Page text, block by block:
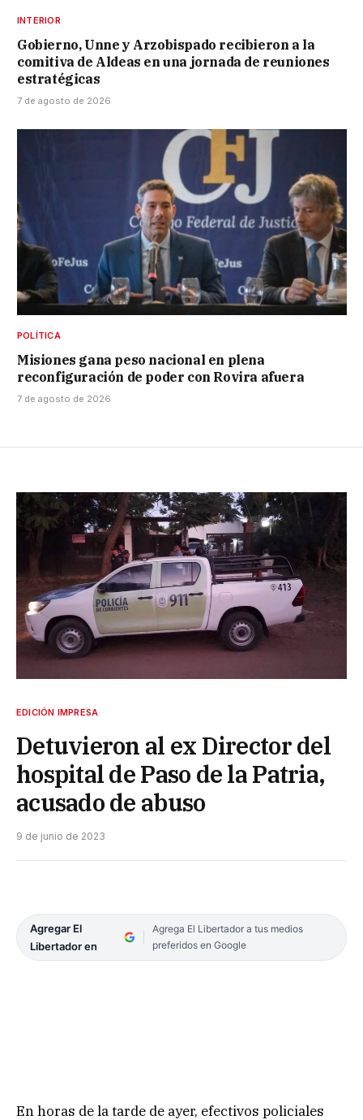
INTERIOR
Gobierno, Unne y Arzobispado recibieron a la
comitiva de Aldeas en una jornada de reuniones
estratégicas
7 de agosto de 2026
POLÍTICA
Misiones gana peso nacional en plena
reconfiguración de poder con Rovira afuera
7 de agosto de 2026
EDICIÓN IMPRESA
Detuvieron al ex Director del
hospital de Paso de la Patria,
acusado de abuso
9 de junio de 2023
Agregar El
Libertador en
Agrega El Libertador a tus medios
preferidos en Google
En horas de la tarde de ayer, efectivos policiales